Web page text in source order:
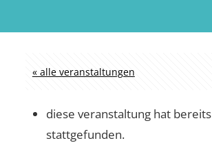
« alle veranstaltungen
diese veranstaltung hat bereits
stattgefunden.